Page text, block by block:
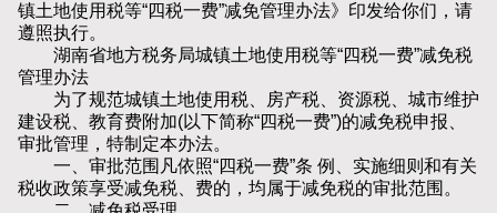
镇土地使用税等“四税一费”减免管理办法》印发给你们，请
遵照执行。
湖南省地方税务局城镇土地使用税等“四税一费”减免税
管理办法
为了规范城镇土地使用税、房产税、资源税、城市维护
建设税、教育费附加(以下简称“四税一费”)的减免税申报、
审批管理，特制定本办法。
一、审批范围凡依照“四税一费”条 例、实施细则和有关
税收政策享受减免税、费的，均属于减免税的审批范围。